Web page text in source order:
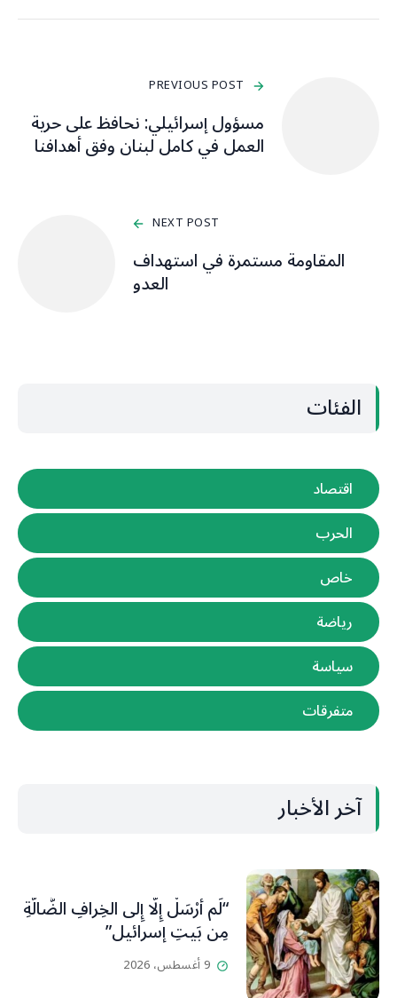
PREVIOUS POST
مسؤول إسرائيلي: نحافظ على حرية
العمل في كامل لبنان وفق أهدافنا
NEXT POST
المقاومة مستمرة في استهداف
العدو
الفئات
اقتصاد
الحرب
خاص
رياضة
سياسة
متفرقات
آخر الأخبار
“لَم أُرْسَلْ إِلَّا إِلى الخِرافِ الضَّالَّةِ
مِن بَيتِ إسرائيل”
9 أغسطس، 2026